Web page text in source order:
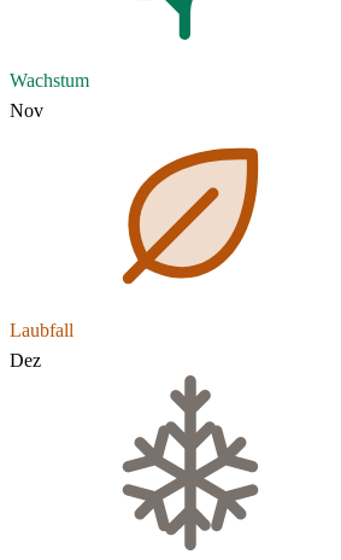
Wachstum
Nov
Laubfall
Dez